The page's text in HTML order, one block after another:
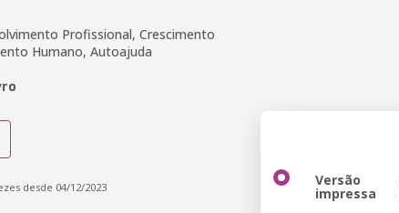
Profissional, Crescimento
Humano, Autoajuda
desde 04/12/2023 Versão
impressa